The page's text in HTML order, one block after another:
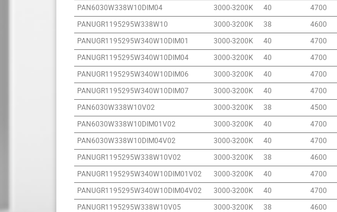
PAN6030W338W10DIM04
3000-3200K 40 4700
PANUGR1195295W338W10
3000-3200K 38 4600
PANUGR1195295W340W10DIM01
3000-3200K 40 4700
PANUGR1195295W340W10DIM04
3000-3200K 40 4700
PANUGR1195295W340W10DIM06
3000-3200K 40 4700
PANUGR1195295W340W10DIM07
3000-3200K 40 4700
PAN6030W338W10V02
3000-3200K 38 4500
PAN6030W338W10DIM01V02
3000-3200K 40 4700
PAN6030W338W10DIM04V02
3000-3200K 40 4700
PANUGR1195295W338W10V02
3000-3200K 38 4600
PANUGR1195295W340W10DIM01V02
3000-3200K 40 4700
PANUGR1195295W340W10DIM04V02
3000-3200K 40 4700
PANUGR1195295W338W10V05
3000-3200K 38 4600